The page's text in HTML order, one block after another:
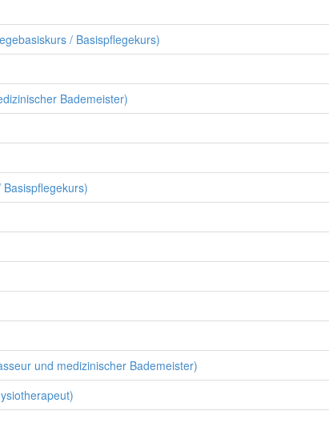
/ Basispflegekurs)
Bademeister)
und medizinischer Bademeister)